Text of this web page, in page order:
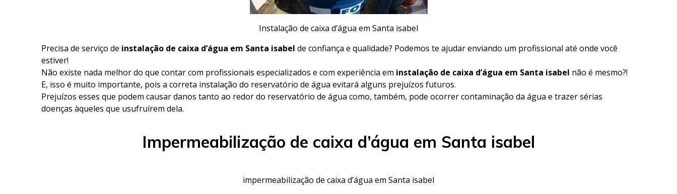
Instalação de caixa d’água em Santa isabel
Precisa de serviço de instalação de caixa d’água em Santa isabelde confiança e qualidade? Podemos te ajudar enviando um profissional até onde você
estiver!
Não existe nada melhor do que contar com profissionais especializados e com experiência em instalação de caixa d’água em Santa isabel não é mesmo?!
E, isso é muito importante, pois a correta instalação do reservatório de água evitará alguns prejuízos futuros.
Prejuízos esses que podem causar danos tanto ao redor do reservatório de água como, também, pode ocorrer contaminação da água e trazer sérias
doenças àqueles que usufruírem dela.
Impermeabilização de caixa d’água em Santa isabel
impermeabilização de caixa d’água em Santa isabel